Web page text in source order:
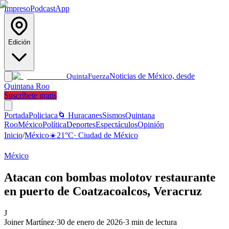
ImpresoPodcastApp
Edición
QuintaFuerzaNoticias de México, desde
Quintana Roo
Suscríbete gratis
PortadaPoliciaca 🌀 HuracanesSismosQuintana
RooMéxicoPolíticaDeportesEspectáculosOpinión
Inicio/México☀️21°C· Ciudad de México
México
Atacan con bombas molotov restaurante
en puerto de Coatzacoalcos, Veracruz
J
Joiner Martínez·30 de enero de 2026·3 min de lectura